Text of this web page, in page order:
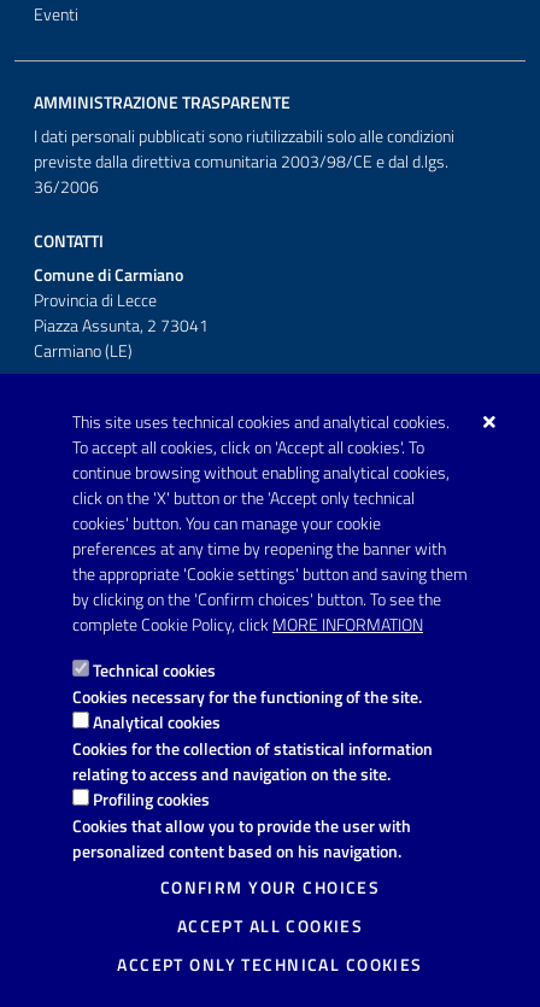
This site uses technical cookies and analytical cookies.
To accept all cookies, click on 'Accept all cookies'. To
continue browsing without enabling analytical cookies,
click on the 'X' button or the 'Accept only technical
cookies' button. You can manage your cookie
preferences at any time by reopening the banner with
the appropriate 'Cookie settings' button and saving them
by clicking on the 'Confirm choices' button. To see the
complete Cookie Policy, click MORE INFORMATION
Technical cookies
Cookies necessary for the functioning of the site.
Analytical cookies
Cookies for the collection of statistical information
relating to access and navigation on the site.
Profiling cookies
Cookies that allow you to provide the user with
personalized content based on his navigation.
CONFIRM YOUR CHOICES
ACCEPT ALL COOKIES
ACCEPT ONLY TECHNICAL COOKIES
Eventi
AMMINISTRAZIONE TRASPARENTE
I dati personali pubblicati sono riutilizzabili solo alle condizioni
previste dalla direttiva comunitaria 2003/98/CE e dal d.lgs.
36/2006
CONTATTI
Comune di Carmiano
Provincia di Lecce
Piazza Assunta, 2 73041
Carmiano (LE)
Posta Elettronica Certificata:
protocollo.comunecarmiano@pec.rupar.puglia.it
URP - Ufficio Relazioni con il Pubblico
Link utili
Informativa privacy
Dichiarazione di accessibilità
Note legali
Domande frequenti
Richiesta di assistenza
Segnalazione disservizio
Prenotazione appuntamento
Mappa del sito